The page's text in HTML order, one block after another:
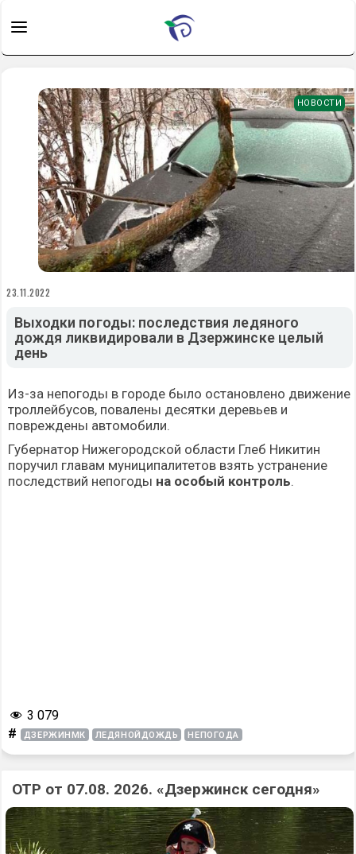
НОВОСТИ
23.11.2022
Выходки погоды: последствия ледяного
дождя ликвидировали в Дзержинске целый
день
Из-за непогоды в городе было остановлено движение
троллейбусов, повалены десятки деревьев и
повреждены автомобили.
Губернатор Нижегородской области Глеб Никитин
поручил главам муниципалитетов взять устранение
последствий непогоды на особый контроль.
3 079
# ДЗЕРЖИНМК ЛЕДЯНОЙДОЖДЬ НЕПОГОДА
ОТР от 07.08. 2026. «Дзержинск сегодня»